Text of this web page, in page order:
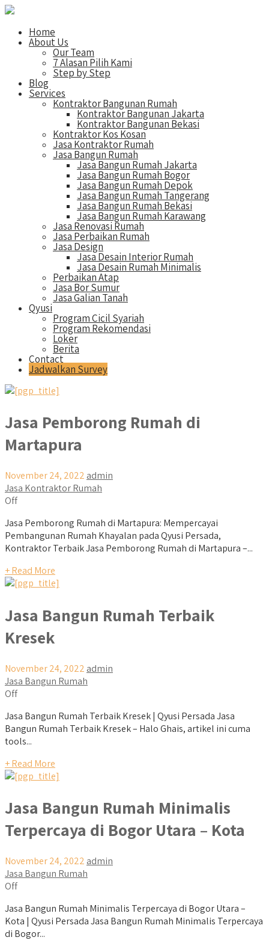
Home
About Us
Our Team
7 Alasan Pilih Kami
Step by Step
Blog
Services
Kontraktor Bangunan Rumah
Kontraktor Bangunan Jakarta
Kontraktor Bangunan Bekasi
Kontraktor Kos Kosan
Jasa Kontraktor Rumah
Jasa Bangun Rumah
Jasa Bangun Rumah Jakarta
Jasa Bangun Rumah Bogor
Jasa Bangun Rumah Depok
Jasa Bangun Rumah Tangerang
Jasa Bangun Rumah Bekasi
Jasa Bangun Rumah Karawang
Jasa Renovasi Rumah
Jasa Perbaikan Rumah
Jasa Design
Jasa Desain Interior Rumah
Jasa Desain Rumah Minimalis
Perbaikan Atap
Jasa Bor Sumur
Jasa Galian Tanah
Qyusi
Program Cicil Syariah
Program Rekomendasi
Loker
Berita
Contact
Jadwalkan Survey
Jasa Pemborong Rumah di
Martapura
November 24, 2022 admin
Jasa Kontraktor Rumah
Off
Jasa Pemborong Rumah di Martapura: Mempercayai
Pembangunan Rumah Khayalan pada Qyusi Persada,
Kontraktor Terbaik Jasa Pemborong Rumah di Martapura –...
+ Read More
Jasa Bangun Rumah Terbaik
Kresek
November 24, 2022 admin
Jasa Bangun Rumah
Off
Jasa Bangun Rumah Terbaik Kresek | Qyusi Persada Jasa
Bangun Rumah Terbaik Kresek – Halo Ghais, artikel ini cuma
tools...
+ Read More
Jasa Bangun Rumah Minimalis
Terpercaya di Bogor Utara – Kota
November 24, 2022 admin
Jasa Bangun Rumah
Off
Jasa Bangun Rumah Minimalis Terpercaya di Bogor Utara –
Kota | Qyusi Persada Jasa Bangun Rumah Minimalis Terpercaya
di Bogor...